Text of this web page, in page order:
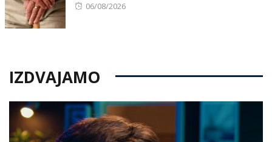
Posted
06/08/2026
IZDVAJAMO